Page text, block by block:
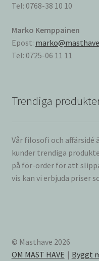
Tel: 0768-38 10 10
Marko Kemppainen
Epost:
Tel: 0725-06 11 11
Trendiga
Vår filosofi och affärsidé
kunder trendiga
på för-order för att
vis kan vi erbjuda priser
© Masthave 2026
OM MAST HAVE
Byggt